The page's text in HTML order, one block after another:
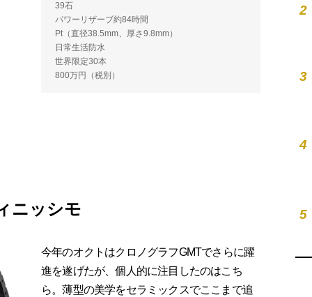
39石
パワーリザーブ約84時間
Pt（直径38.5mm、厚さ9.8mm）
日常生活防水
世界限定30本
800万円（税別）
ニッシモ
今年のオクトはクロノグラフGMTでさらに躍
進を遂げたが、個人的に注目したのはこち
ら。薄型の美学をセラミックスでここまで追
2
3
4
5